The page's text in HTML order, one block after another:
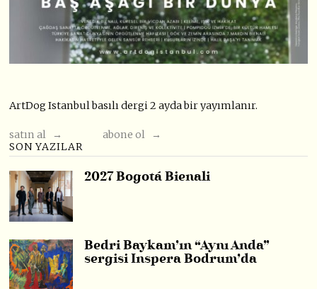
ArtDog Istanbul basılı dergi 2 ayda bir yayımlanır.
satın al →
abone ol →
SON YAZILAR
2027 Bogotá Bienali
Bedri Baykam’ın “Aynı Anda”
sergisi Inspera Bodrum’da